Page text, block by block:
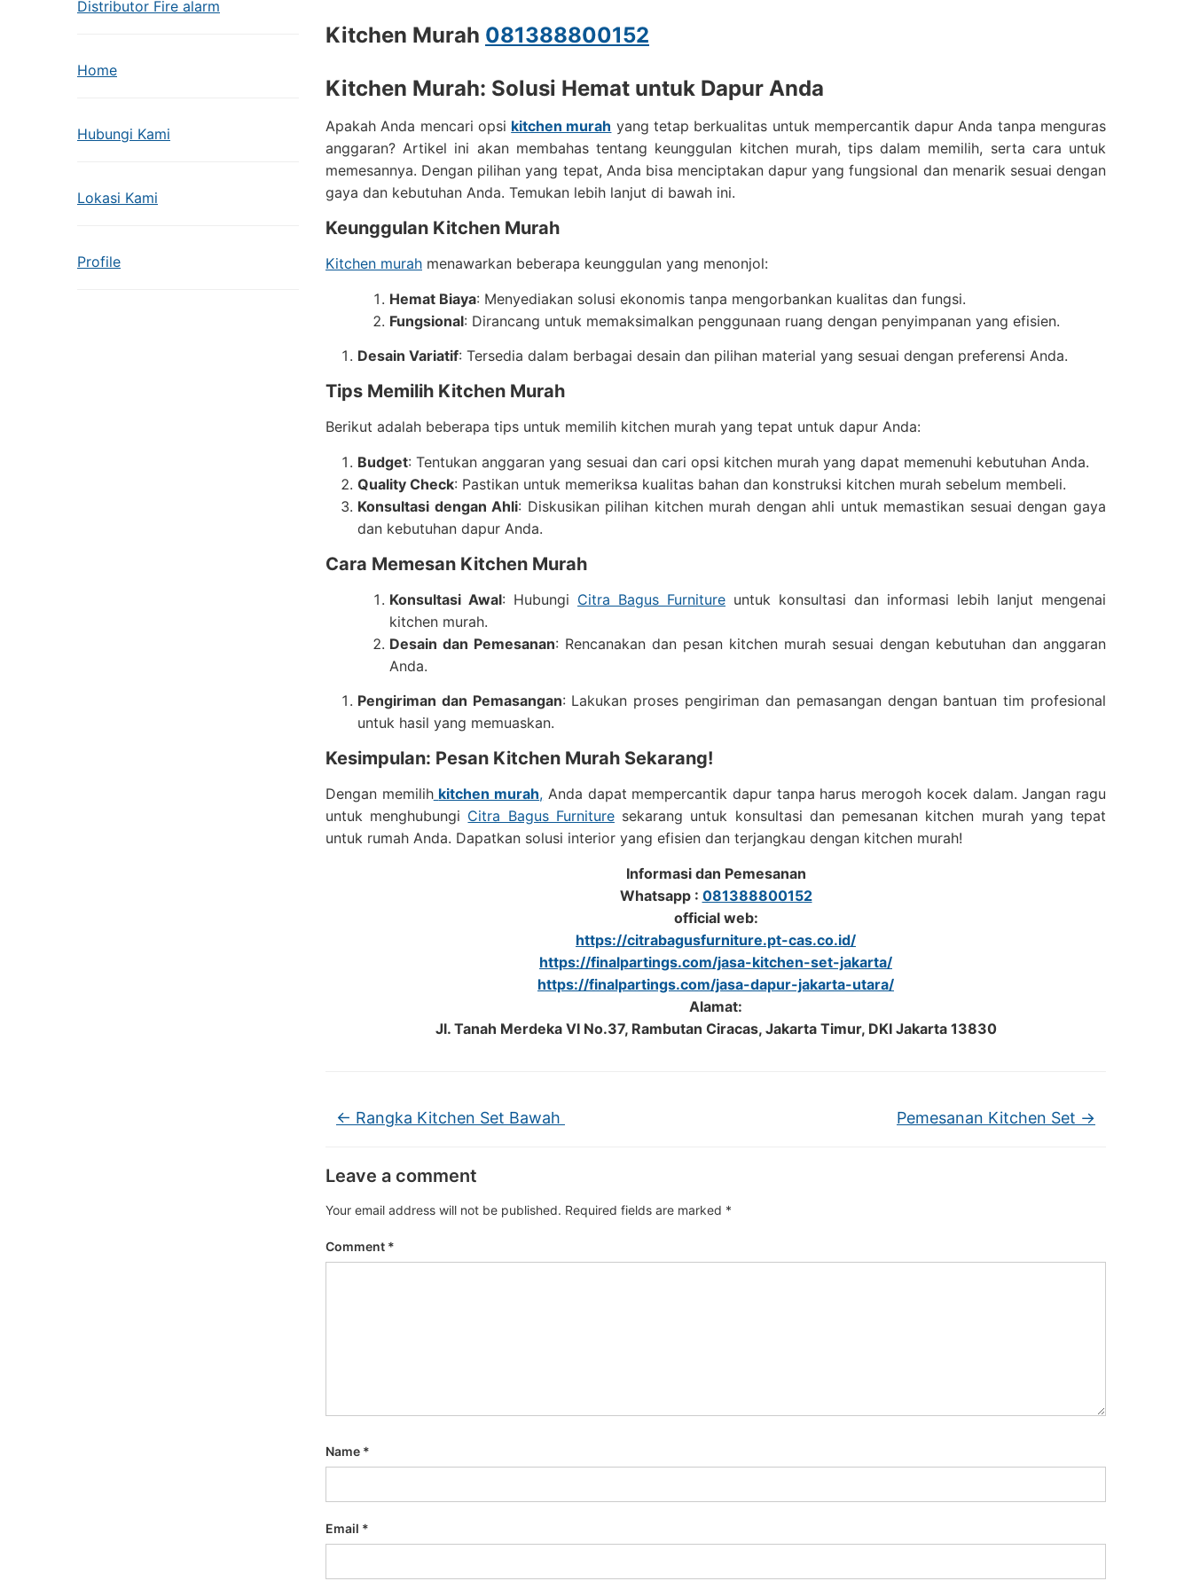
Distributor Fire alarm
Home
Hubungi Kami
Lokasi Kami
Profile
Kitchen Murah 081388800152
Kitchen Murah: Solusi Hemat untuk Dapur Anda
Apakah Anda mencari opsi kitchen murah yang tetap berkualitas untuk mempercantik dapur Anda tanpa menguras
anggaran? Artikel ini akan membahas tentang keunggulan kitchen murah, tips dalam memilih, serta cara untuk
memesannya. Dengan pilihan yang tepat, Anda bisa menciptakan dapur yang fungsional dan menarik sesuai dengan
gaya dan kebutuhan Anda. Temukan lebih lanjut di bawah ini.
Keunggulan Kitchen Murah
Kitchen murah menawarkan beberapa keunggulan yang menonjol:
Hemat Biaya: Menyediakan solusi ekonomis tanpa mengorbankan kualitas dan fungsi.
Fungsional: Dirancang untuk memaksimalkan penggunaan ruang dengan penyimpanan yang efisien.
Desain Variatif: Tersedia dalam berbagai desain dan pilihan material yang sesuai dengan preferensi Anda.
Tips Memilih Kitchen Murah
Berikut adalah beberapa tips untuk memilih kitchen murah yang tepat untuk dapur Anda:
Budget: Tentukan anggaran yang sesuai dan cari opsi kitchen murah yang dapat memenuhi kebutuhan Anda.
Quality Check: Pastikan untuk memeriksa kualitas bahan dan konstruksi kitchen murah sebelum membeli.
Konsultasi dengan Ahli: Diskusikan pilihan kitchen murah dengan ahli untuk memastikan sesuai dengan gaya
dan kebutuhan dapur Anda.
Cara Memesan Kitchen Murah
Konsultasi Awal: Hubungi Citra Bagus Furniture untuk konsultasi dan informasi lebih lanjut mengenai
kitchen murah.
Desain dan Pemesanan: Rencanakan dan pesan kitchen murah sesuai dengan kebutuhan dan anggaran
Anda.
Pengiriman dan Pemasangan: Lakukan proses pengiriman dan pemasangan dengan bantuan tim profesional
untuk hasil yang memuaskan.
Kesimpulan: Pesan Kitchen Murah Sekarang!
Dengan memilih kitchen murah, Anda dapat mempercantik dapur tanpa harus merogoh kocek dalam. Jangan ragu
untuk menghubungi Citra Bagus Furnituresekarang untuk konsultasi dan pemesanan kitchen murah yang tepat
untuk rumah Anda. Dapatkan solusi interior yang efisien dan terjangkau dengan kitchen murah!
Informasi dan Pemesanan
Whatsapp : 081388800152
official web:
https://citrabagusfurniture.pt-cas.co.id/
https://finalpartings.com/jasa-kitchen-set-jakarta/
https://finalpartings.com/jasa-dapur-jakarta-utara/
Alamat:
Jl. Tanah Merdeka VI No.37, Rambutan Ciracas, Jakarta Timur, DKI Jakarta 13830
← Rangka Kitchen Set Bawah Pemesanan Kitchen Set →
Leave a comment
Your email address will not be published. Required fields are marked *
Comment *
Name *
Email *